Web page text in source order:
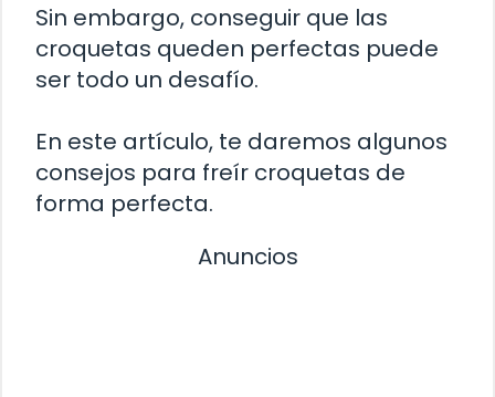
Sin embargo, conseguir que las
croquetas queden perfectas puede
ser todo un desafío.
En este artículo, te daremos algunos
consejos para freír croquetas de
forma perfecta.
Anuncios